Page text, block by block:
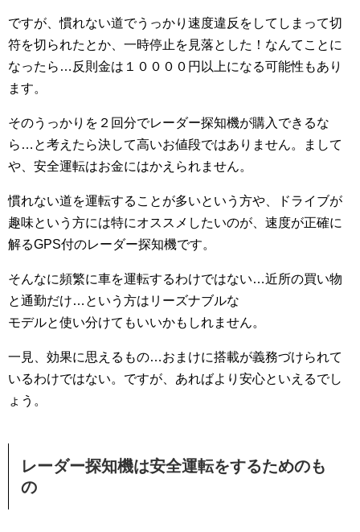
ですが、慣れない道でうっかり速度違反をしてしまって切
符を切られたとか、一時停止を見落とした！なんてことに
なったら…反則金は１００００円以上になる可能性もあり
ます。
そのうっかりを２回分でレーダー探知機が購入できるな
ら…と考えたら決して高いお値段ではありません。まして
や、安全運転はお金にはかえられません。
慣れない道を運転することが多いという方や、ドライブが
趣味という方には特にオススメしたいのが、速度が正確に
解るGPS付のレーダー探知機です。
そんなに頻繁に車を運転するわけではない…近所の買い物
と通勤だけ…という方はリーズナブルな
モデルと使い分けてもいいかもしれません。
一見、効果に思えるもの…おまけに搭載が義務づけられて
いるわけではない。ですが、あればより安心といえるでし
ょう。
レーダー探知機は安全運転をするためのも
の